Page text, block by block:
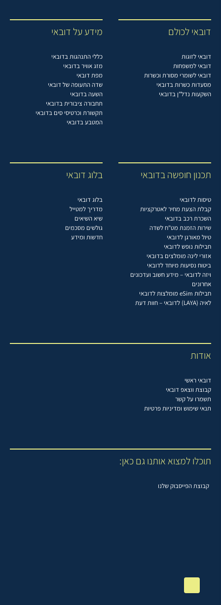
דובאי לכולם
דובאי לזוגות
דובאי למשפחות
דובאי לשומרי מסורת וכשרות
מסעדות כשרות בדובאי
השקעות נדל"ן בדובאי
מידע על דובאי
כללי התנהגות בדובאי
מזג אוויר בדובאי
מפת דובאי
שדה התעופה של דובאי
השעה בדובאי
תחבורה ציבורית בדובאי
תקשורת וכרטיסי סים בדובאי
המטבע בדובאי
תכנון חופשה בדובאי
טיסות לדובאי
קבלת הצעת מחיר לאטרקציות
השכרת רכב בדובאי
שירות הזמנת מט"ח לשדה
טיול מאורגן לדובאי
חבילות נופש לדובאי
אזורי לינה מומלצים בדובאי
ביטוח נסיעות מיוחד לדובאי
ויזה לדובאי – מידע חשוב ועדכונים
אחרונים
חבילות eSim מומלצות לדובאי
לאיה (LAYA) לדובאי – חוות דעת
בלוג דובאי
בלוג דובאי
מדריך למטייל
שיא השיאים
גולשים מסכמים
חדשות ומידע
אודות
דובאי ראשי
קבוצת ווצאפ דובאי
תשמרו על קשר
תנאי שימוש ומדיניות פרטיות
תוכלו למצוא אותנו גם כאן:
קבוצת הפייסבוק שלנו